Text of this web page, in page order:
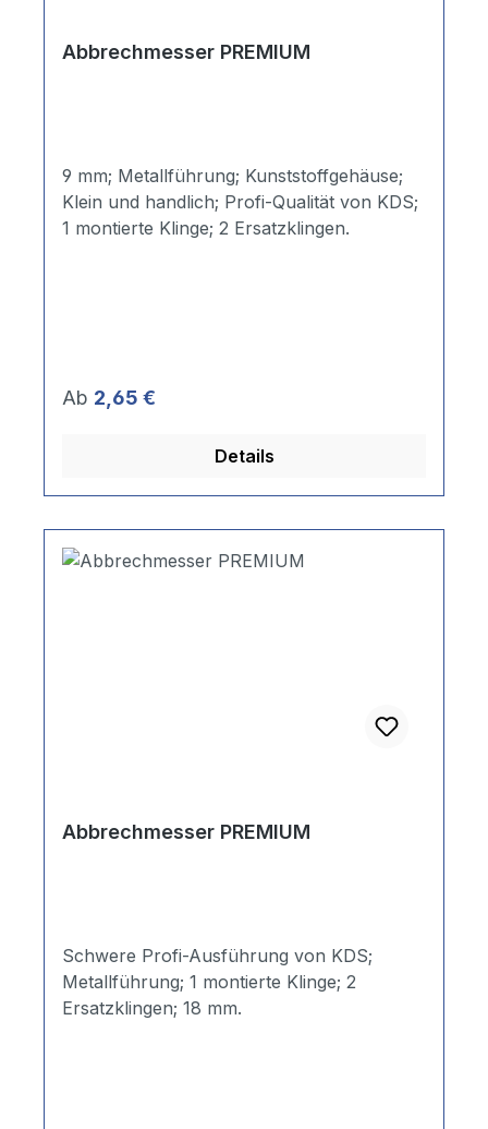
Abbrechmesser PREMIUM
9 mm; Metallführung; Kunststoffgehäuse;
Klein und handlich; Profi-Qualität von KDS;
Regulärer Preis:
Ab 2,65 €
Details
Abbrechmesser PREMIUM
Schwere Profi-Ausführung von KDS;
Metallführung; 1 montierte Klinge; 2